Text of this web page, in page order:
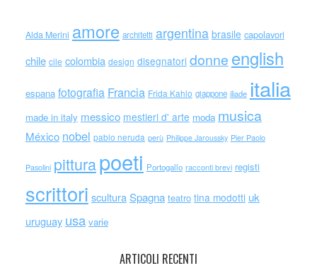
Alda Merini amore architetti argentina brasile capolavori
chile cile colombia design disegnatori donne english
espana fotografia Francia Frida Kahlo giappone iliade italia
made in italy messico mestieri d' arte moda musica
México nobel pablo neruda perù Philippe Jaroussky Pier Paolo
Pasolini pitturapoeti Portogallo racconti brevi registi
scrittori scultura Spagna teatro tina modotti uk
uruguay usa varie
ARTICOLI RECENTI